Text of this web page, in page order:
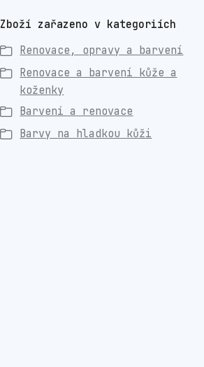
Zboží zařazeno v kategoriích
Renovace, opravy a barvení
Renovace a barvení kůže a
koženky
Barvení a renovace
Barvy na hladkou kůži